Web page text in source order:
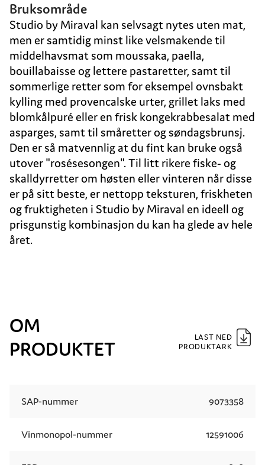
Bruksområde
Studio by Miraval kan selvsagt nytes uten mat,
men er samtidig minst like velsmakende til
middelhavsmat som moussaka, paella,
bouillabaisse og lettere pastaretter, samt til
sommerlige retter som for eksempel ovnsbakt
kylling med provencalske urter, grillet laks med
blomkålpuré eller en frisk kongekrabbesalat med
asparges, samt til småretter og søndagsbrunsj.
Den er så matvennlig at du fint kan bruke også
utover "rosésesongen". Til litt rikere fiske- og
skalldyrretter om høsten eller vinteren når disse
er på sitt beste, er nettopp teksturen, friskheten
og fruktigheten i Studio by Miraval en ideell og
prisgunstig kombinasjon du kan ha glede av hele
året.
OM
PRODUKTET
LAST NED
PRODUKTARK
SAP-nummer 9073358
Vinmonopol-nummer 12591006